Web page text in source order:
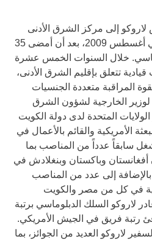
إلى مركز الشرق الأدنى
وجنوب آسيا كأستاذ متميز في أغسطس 2009، بعد أن أمضى 35
خلال السنوات الخمس عشرة
تتعلق بإقليم الشرق الأدنى،
المراقبة متعددة الجنسيات
الأول لوزير الخارجية لشؤون الشرق
2004، وسفير الولايات المتحدة لدى دولة الكويت
البعثة الأمريكية والقائم بالأعمال في
– 1996. كما شغل سابقاً عدداً من المناصب بما
وباكستان وبنغلادش في
إلى عدد من المناصب
في كل من مصر والكويت
لاروكو السلك الدبلوماسي برتبة
رتبة فريق في الجيش الأمريكي.
لاروكو العديد من الجوائز، بما